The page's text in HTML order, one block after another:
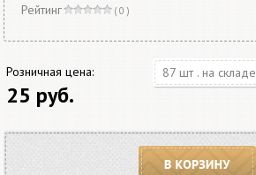
Рейтинг ( 0 )
Розничная цена:
25 руб.
87 шт . на складе